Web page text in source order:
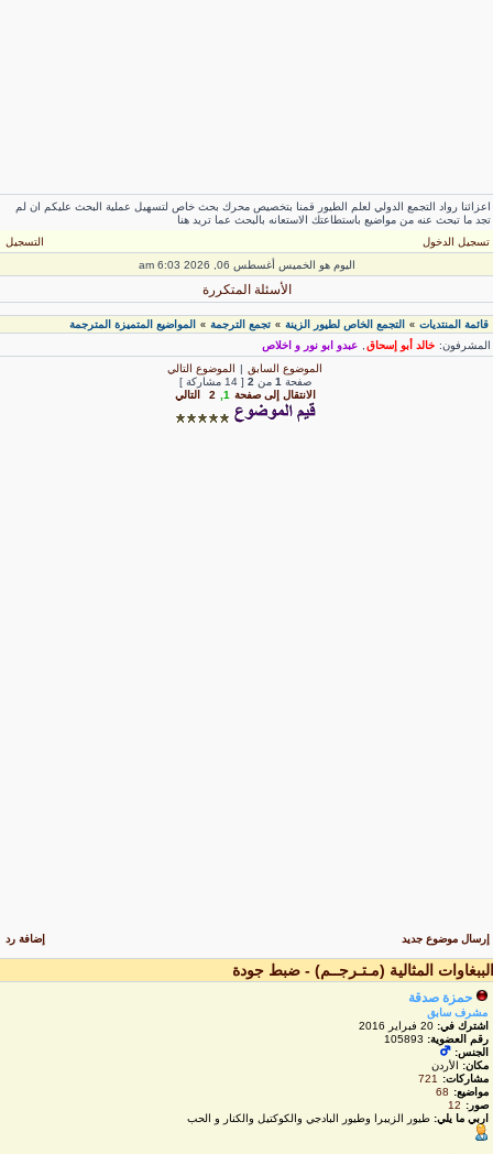
رواد التجمع الدولي لعلم الطيور قمنا بتخصيص محرك بحث خاص لتسهيل عملية البحث عليكم ان لم
ما تبحث عنه من مواضيع باستطاعتك الاستعانه بالبحث عما تريد هنا
تسجيل الدخول
التسجيل
اليوم هو الخميس أغسطس 06, 2026 6:03 am
الأسئلة المتكررة
قائمة المنتديات» التجمع الخاص لطيور الزينة» تجمع الترجمة»
المواضيع المتميزة المترجمة
خالد أبو إسحاق,
عبدو ابو نور و اخلاص
الموضوع السابق| الموضوع التالي
صفحة1 من 2[ 14 مشاركة ]
الانتقال إلى صفحة
,
2 التالي
إرسال موضوع جديد إضافة رد
المثالية (مـتـرجــم) - ضبط جودة
حمزة صدقة
مشرف سابق
اشترك في:20 فبراير 2016
رقم العضوية:105893
الجنس:
مكان:الأردن
مشاركات:
721
مواضيع:
68
صور:
12
اربي ما يلي:طيور الزيبرا وطيور البادجي والكوكتيل والكنار و الحب